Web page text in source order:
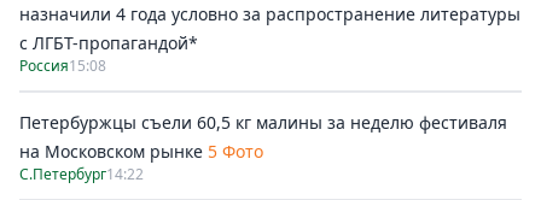
назначили 4 года условно за распространение литературы
с ЛГБТ-пропагандой*
Россия15:08
Петербуржцы съели 60,5 кг малины за неделю фестиваля
на Московском рынке 5 Фото
С.Петербург14:22